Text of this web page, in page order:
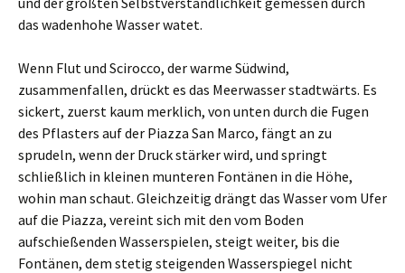
das wadenhohe Wasser watet.
Wenn Flut und Scirocco, der warme Südwind,
zusammenfallen, drückt es das Meerwasser stadtwärts. Es
sickert, zuerst kaum merklich, von unten durch die Fugen
des Pflasters auf der Piazza San Marco, fängt an zu
sprudeln, wenn der Druck stärker wird, und springt
schließlich in kleinen munteren Fontänen in die Höhe,
wohin man schaut. Gleichzeitig drängt das Wasser vom Ufer
auf die Piazza, vereint sich mit den vom Boden
aufschießenden Wasserspielen, steigt weiter, bis die
Fontänen, dem stetig steigenden Wasserspiegel nicht